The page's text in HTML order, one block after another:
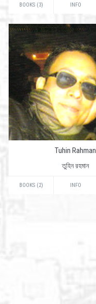
BOOKS (3) INFO
Tuhin Rahman
তুহিন রহমান
BOOKS (2) INFO